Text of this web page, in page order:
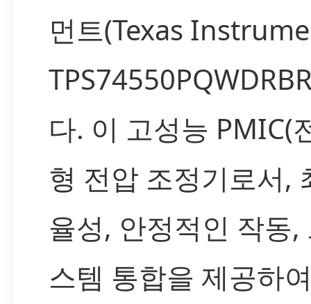
먼트(Texas
다. 이 고성능 PMIC(
형 전압 조정기로서,
율성, 안정적인 작동
스템 통합을 제공하